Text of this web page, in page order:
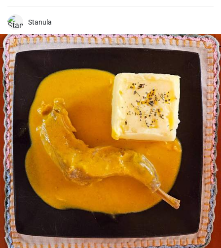
néhány alapanyagra van szükségünk, és már kész is.
Stanula